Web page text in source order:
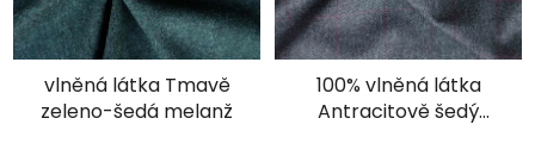
vlněná látka Tmavě
zeleno-šedá melanž
100% vlněná látka
Antracitově šedý